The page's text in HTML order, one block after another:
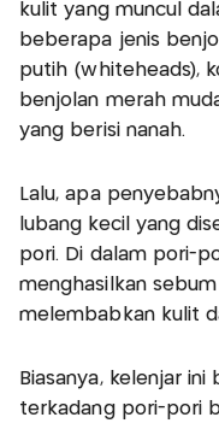
kulit yang muncul
beberapa jenis
putih (whiteheads),
benjolan merah
yang berisi nanah.
Lalu, apa
lubang kecil yang
pori. Di dalam pori-
menghasilkan
melembabkan kulit
Biasanya, kelenjar
terkadang pori-pori